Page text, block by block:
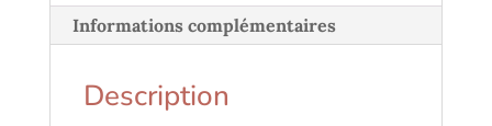
Informations complémentaires
Description